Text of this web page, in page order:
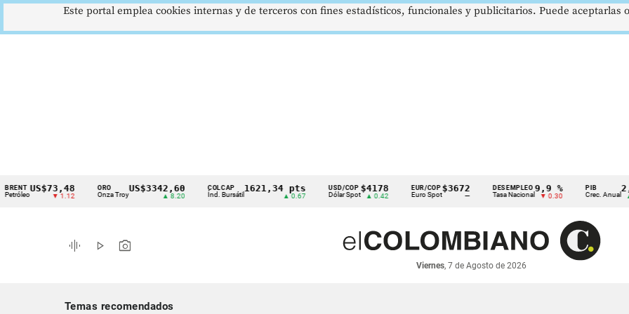
Cintillo
indicadores
económicos
US$73,48
▼ 1.12
ORO
Onza Troy
US$3342,60 COLCAP
Índ. Bursátil
1621,34 pts USD/COP
Dólar Spot
$4178
▲ 0.42
EUR/COP
Euro Spot
$3672
—
DESEMPLEO
Tasa Nacional
9,9 %
▼ 0.30
PIB
Crec. Anual
2,8 %
▲ 0.10
graphic_eq play_arrow photo_camera
Viernes, 7 de Agosto de 2026
Temas recomendados
Este portal emplea cookies internas y de terceros con fines estadísticos, funcionales y publicitarios. Puede aceptarlas